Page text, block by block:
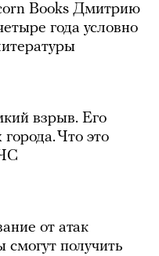
Books Дмитрию
года условно
взрыв. Его
Что это
от атак
получить